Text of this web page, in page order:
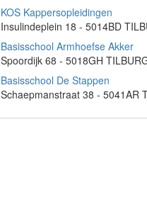
KOS Kappersopleidingen
Insulindeplein 18 - 5014BD
Basisschool Armhoefse Akker
Spoordijk 68 - 5018GH
Basisschool De Stappen
Schaepmanstraat 38 - 5041AR